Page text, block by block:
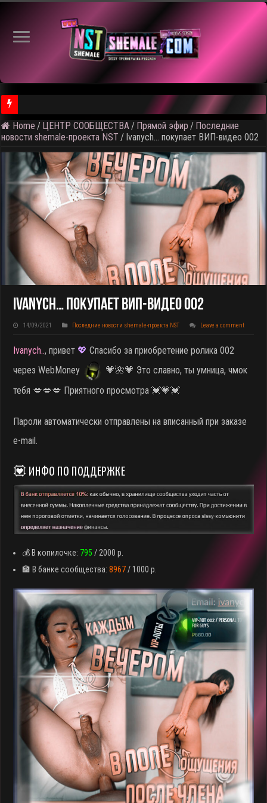
Home / ЦЕНТР СООБЩЕСТВА / Прямой эфир / Последние
новости shemale-проекта NST / Ivanych… покупает ВИП-видео 002
Ivanych… Покупает ВИП-Видео 002
14/09/2021 Последние новости shemale-проекта NST Leave a comment
Ivanych.., привет 💖Спасибо за приобретение ролика 002
через WebMoney
💗🌺💗 Это славно, ты умница, чмок
тебя 💋💋💋 Приятного просмотра 💓💗💓
Пароли автоматически отправлены на вписанный при заказе
e-mail.
💟 ИНФО ПО ПОДДЕРЖКЕ
💰 В копилочке: 795/ 2000 р.
🏦 В банке сообщества:8967/ 1000 р.